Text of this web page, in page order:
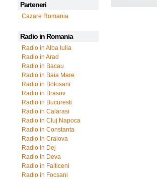
Parteneri
Cazare Romania
Radio in Romania
Radio in Alba Iulia
Radio in Arad
Radio in Bacau
Radio in Baia Mare
Radio in Botosani
Radio in Brasov
Radio in Bucuresti
Radio in Calarasi
Radio in Cluj Napoca
Radio in Constanta
Radio in Craiova
Radio in Dej
Radio in Deva
Radio in Falticeni
Radio in Focsani